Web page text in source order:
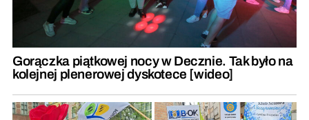
Gorączka piątkowej nocy w Decznie. Tak było na
kolejnej plenerowej dyskotece [wideo]